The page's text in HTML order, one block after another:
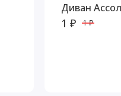
Диван
1 ₽ 1 ₽